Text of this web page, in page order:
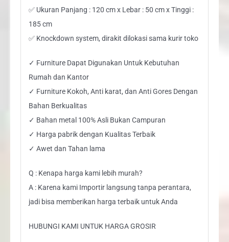
✅ Ukuran Panjang : 120 cm x Lebar : 50 cm x Tinggi :
185 cm
✅ Knockdown system, dirakit dilokasi sama kurir toko
✓ Furniture Dapat Digunakan Untuk Kebutuhan
Rumah dan Kantor
✓ Furniture Kokoh, Anti karat, dan Anti Gores Dengan
Bahan Berkualitas
✓ Bahan metal 100% Asli Bukan Campuran
✓ Harga pabrik dengan Kualitas Terbaik
✓ Awet dan Tahan lama
Q : Kenapa harga kami lebih murah?
A : Karena kami Importir langsung tanpa perantara,
jadi bisa memberikan harga terbaik untuk Anda
HUBUNGI KAMI UNTUK HARGA GROSIR